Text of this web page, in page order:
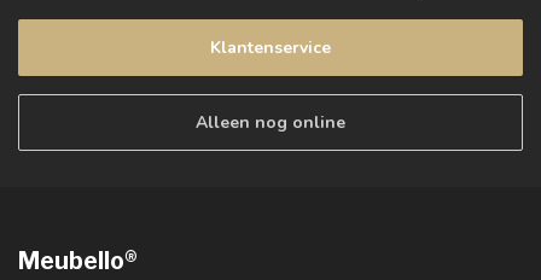
Klantenservice
Alleen nog online
Meubello®